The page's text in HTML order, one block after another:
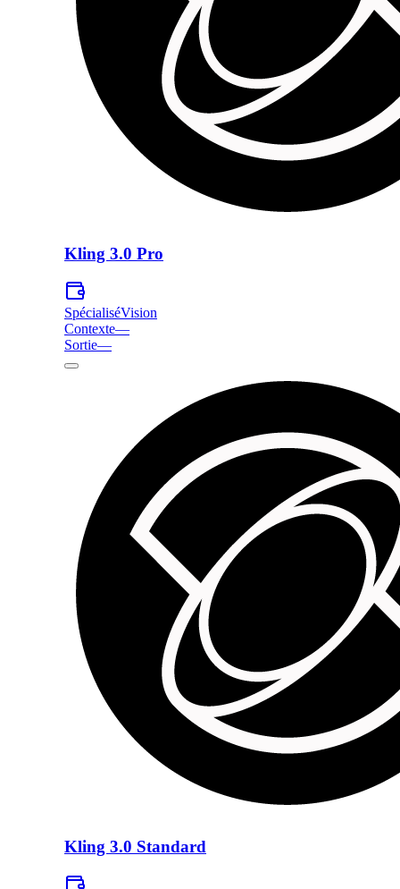
Kling 3.0 Pro
SpécialiséVision
Contexte—
Sortie—
Kling 3.0 Standard